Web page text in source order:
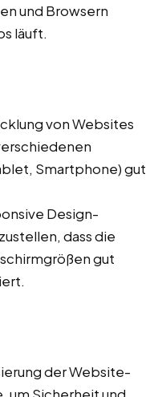
und Browsern
läuft.
von Websites
Smartphone) gut
Design-
dass die
gut
der Website-